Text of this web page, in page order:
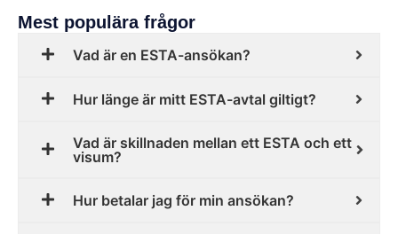
Mest populära frågor
Vad är en ESTA-ansökan?
Hur länge är mitt ESTA-avtal giltigt?
Vad är skillnaden mellan ett ESTA och ett
visum?
Hur betalar jag för min ansökan?